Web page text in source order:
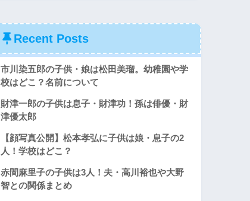
Recent Posts
市川染五郎の子供・娘は松田美瑠。幼稚園や学
校はどこ？名前について
財津一郎の子供は息子・財津功！孫は俳優・財
津優太郎
【顔写真公開】松本孝弘に子供は娘・息子の2
人！学校はどこ？
赤間麻里子の子供は3人！夫・高川裕也や大野
智との関係まとめ